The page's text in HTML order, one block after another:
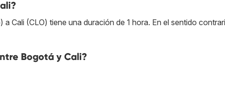
Cali (CLO) tiene una duración de 1 hora. En el sentido
Bogotá y Cali?